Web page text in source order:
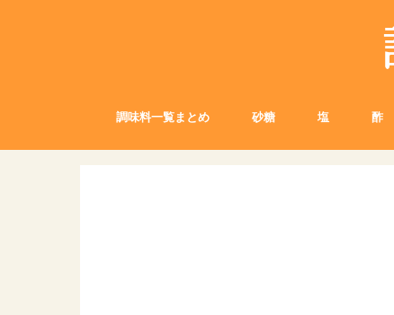
調味料一覧まとめ 砂糖 塩 酢